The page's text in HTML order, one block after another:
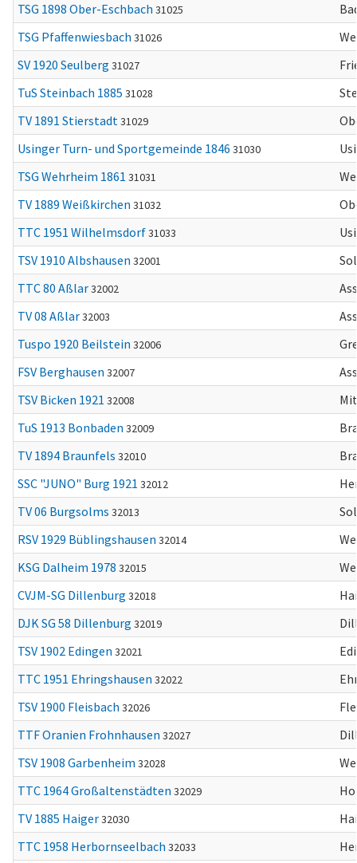
TSG 1898 Ober-Eschbach 31025
TSG Pfaffenwiesbach 31026
SV 1920 Seulberg 31027
TuS Steinbach 1885 31028
TV 1891 Stierstadt31029
Usinger Turn- und Sportgemeinde 1846 31030
TSG Wehrheim 1861 31031
TV 1889 Weißkirchen 31032
TTC 1951 Wilhelmsdorf31033
TSV 1910 Albshausen 32001
TTC 80 Aßlar32002
TV 08 Aßlar32003
Tuspo 1920 Beilstein 32006
FSV Berghausen 32007
TSV Bicken 1921 32008
TuS 1913 Bonbaden 32009
TV 1894 Braunfels 32010
SSC "JUNO" Burg 1921 32012
TV 06 Burgsolms 32013
RSV 1929 Büblingshausen 32014
KSG Dalheim 1978 32015
CVJM-SG Dillenburg 32018
DJK SG 58 Dillenburg 32019
TSV 1902 Edingen 32021
TTC 1951 Ehringshausen 32022
TSV 1900 Fleisbach 32026
TTF Oranien Frohnhausen 32027
TSV 1908 Garbenheim 32028
TTC 1964 Großaltenstädten 32029
TV 1885 Haiger32030
TTC 1958 Herbornseelbach 32033